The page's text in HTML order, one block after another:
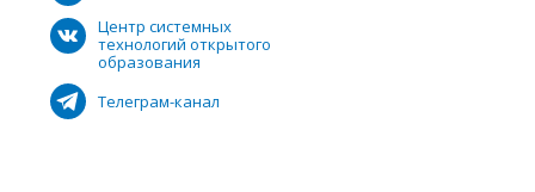
Центр системных
технологий открытого
образования
Телеграм-канал